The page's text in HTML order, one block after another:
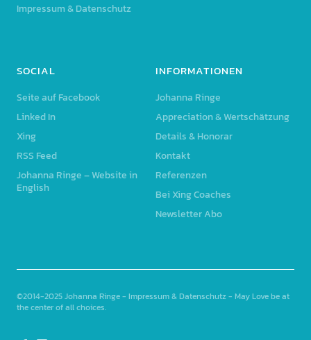
Impressum & Datenschutz
SOCIAL
Seite auf Facebook
Linked In
Xing
RSS Feed
Johanna Ringe – Website in
English
INFORMATIONEN
Johanna Ringe
Appreciation & Wertschätzung
Details & Honorar
Kontakt
Referenzen
Bei Xing Coaches
Newsletter Abo
©2014-2025Johanna Ringe- Impressum & Datenschutz- May Love be at
the center of all choices